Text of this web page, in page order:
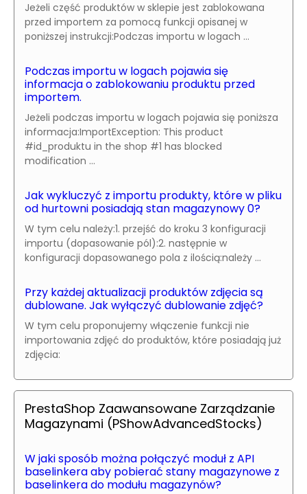
Jeżeli część produktów w sklepie jest zablokowana
przed importem za pomocą funkcji opisanej w
poniższej instrukcji:Podczas importu w logach ...
Podczas importu w logach pojawia się
informacja o zablokowaniu produktu przed
importem.
Jeżeli podczas importu w logach pojawia się poniższa
informacja:ImportException: This product
#id_produktu in the shop #1 has blocked
modification ...
Jak wykluczyć z importu produkty, które w pliku
od hurtowni posiadają stan magazynowy 0?
W tym celu należy:1. przejść do kroku 3 konfiguracji
importu (dopasowanie pól):2. następnie w
konfiguracji dopasowanego pola z ilością:należy ...
Przy każdej aktualizacji produktów zdjęcia są
dublowane. Jak wyłączyć dublowanie zdjęć?
W tym celu proponujemy włączenie funkcji nie
importowania zdjęć do produktów, które posiadają już
zdjęcia:
PrestaShop Zaawansowane Zarządzanie
Magazynami (PShowAdvancedStocks)
W jaki sposób można połączyć moduł z API
baselinkera aby pobierać stany magazynowe z
baselinkera do modułu magazynów?